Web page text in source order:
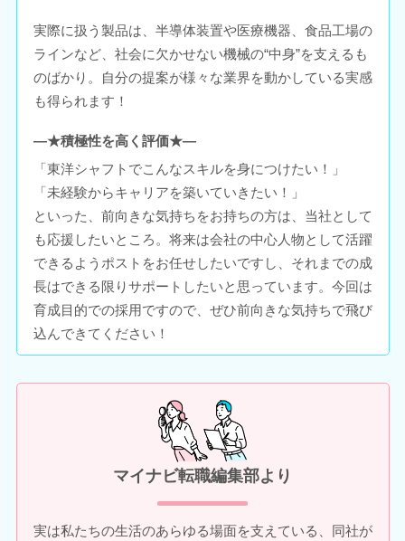
実際に扱う製品は、半導体装置や医療機器、食品工場の
ラインなど、社会に欠かせない機械の“中身”を支えるも
のばかり。自分の提案が様々な業界を動かしている実感
も得られます！
―★積極性を高く評価★―
「東洋シャフトでこんなスキルを身につけたい！」
「未経験からキャリアを築いていきたい！」
といった、前向きな気持ちをお持ちの方は、当社として
も応援したいところ。将来は会社の中心人物として活躍
できるようポストをお任せしたいですし、それまでの成
長はできる限りサポートしたいと思っています。今回は
育成目的での採用ですので、ぜひ前向きな気持ちで飛び
込んできてください！
マイナビ転職編集部より
実は私たちの生活のあらゆる場面を支えている、同社が